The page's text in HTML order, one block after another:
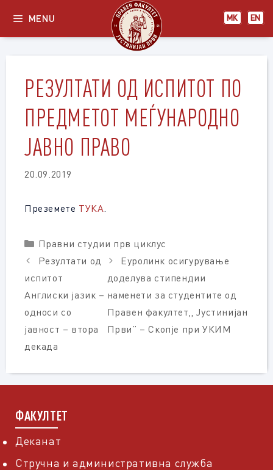
content
МК EN
MENU
РЕЗУЛТАТИ ОД ИСПИТОТ ПО
ПРЕДМЕТОТ МЕЃУНАРОДНО
ЈАВНО ПРАВО
20.09.2019
Преземете ТУКА.
Categories
Правни студии прв циклус
Резултати од
испитот
Англиски јазик –
односи со
јавност – втора
декада
Еуролинк осигурување
доделува стипендии
наменети за студентите од
Правен факултет,, Јустинијан
Први” – Скопје при УКИМ
ФАКУЛТЕТ
Деканат
Стручна и административна служба